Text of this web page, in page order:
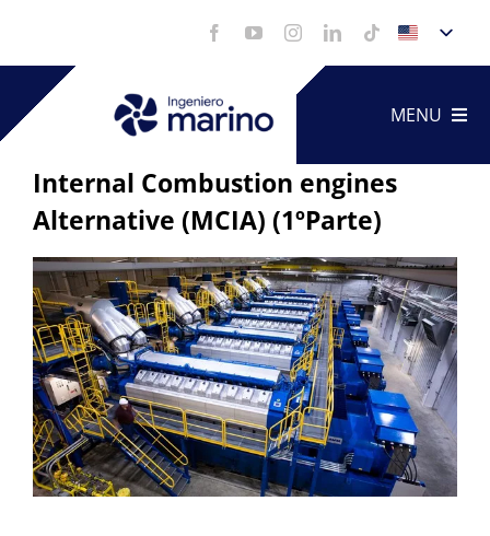
content
MENU
Services
Videos
Internal Combustion engines
Alternative (MCIA) (1ºParte)
View
Larger
Image